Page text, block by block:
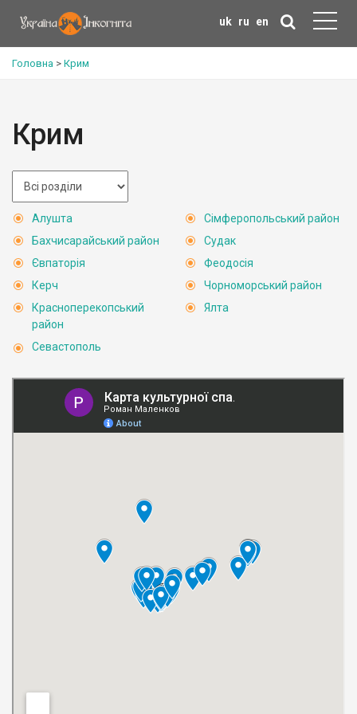
uk ru en
Головна > Крим
Крим
Алушта
Бахчисарайський район
Євпаторія
Керч
Красноперекопський
район
Севастополь
Сімферопольський район
Судак
Феодосія
Чорноморський район
Ялта